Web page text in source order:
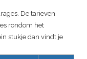
De tarieven
rondom het
stukje dan vindt je